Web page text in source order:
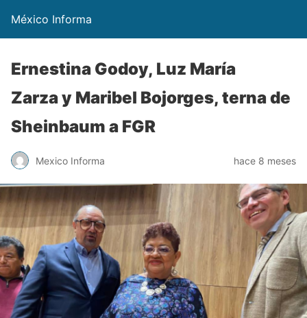
México Informa
Ernestina Godoy, Luz María
Zarza y Maribel Bojorges, terna de
Sheinbaum a FGR
Mexico Informa hace 8 meses